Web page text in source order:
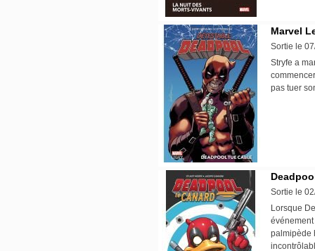
Marvel
Sortie le
Stryfe a
pas tuer
Sortie le
Lorsque
palmipède